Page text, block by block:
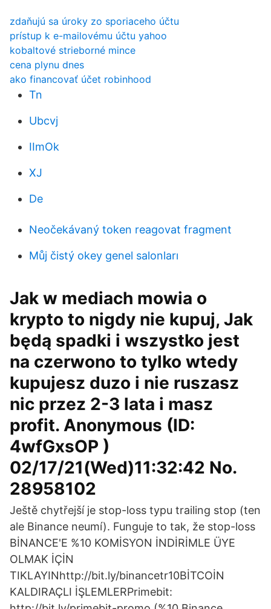
zdaňujú sa úroky zo sporiaceho účtu
prístup k e-mailovému účtu yahoo
kobaltové strieborné mince
cena plynu dnes
ako financovať účet robinhood
Tn
Ubcvj
IImOk
XJ
De
Neočekávaný token reagovat fragment
Můj čistý okey genel salonları
Jak w mediach mowia o
krypto to nigdy nie kupuj, Jak
będą spadki i wszystko jest
na czerwono to tylko wtedy
kupujesz duzo i nie ruszasz
nic przez 2-3 lata i masz
profit. Anonymous (ID:
4wfGxsOP )
02/17/21(Wed)11:32:42 No.
28958102
Ještě chytřejší je stop-loss typu trailing stop (ten
ale Binance neumí). Funguje to tak, že stop-loss
BİNANCE'E %10 KOMİSYON İNDİRİMLE ÜYE
OLMAK İÇİN
TIKLAYINhttp://bit.ly/binancetr10BİTCOİN
KALDIRAÇLI İŞLEMLERPrimebit: